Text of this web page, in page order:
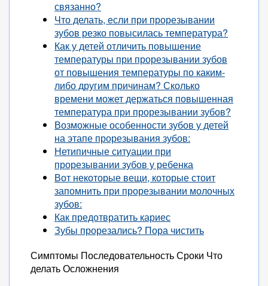
связанно?
Что делать, если при прорезывании
зубов резко повысилась температура?
Как у детей отличить повышение
температуры при прорезывании зубов
от повышения температуры по каким-
либо другим причинам? Сколько
времени может держаться повышенная
температура при прорезывании зубов?
Возможные особенности зубов у детей
на этапе прорезывания зубов:
Нетипичные ситуации при
прорезывании зубов у ребенка
Вот некоторые вещи, которые стоит
запомнить при прорезывании молочных
зубов:
Как предотвратить кариес
Зубы прорезались? Пора чистить
Симптомы Последовательность Сроки Что
делать Осложнения